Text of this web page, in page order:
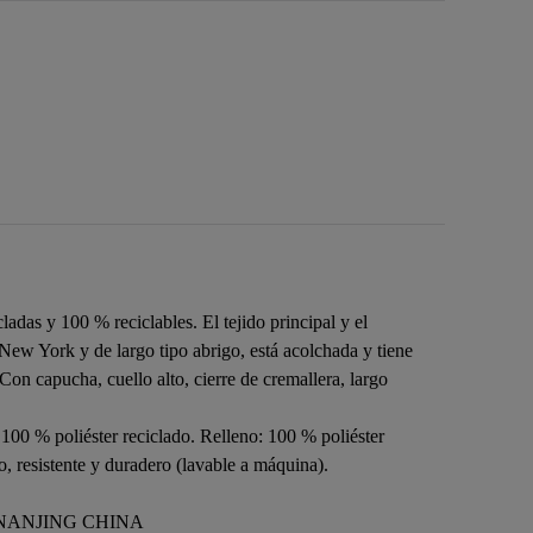
y 100 % reciclables. El tejido principal y el
York y de largo tipo abrigo, está acolchada y tiene
capucha, cuello alto, cierre de cremallera, largo
% poliéster reciclado. Relleno: 100 % poliéster
resistente y duradero (lavable a máquina).
CHINA